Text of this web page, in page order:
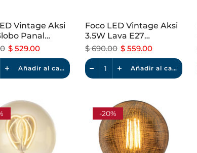
Vintage Aksi
Panal
Luz Cálida
$ 529.00
Añadir al carrito
Foco LED Vintage Aksi
3.5W Lava E27
Dimeable Luz Cálida
$ 690.00 $ 559.00
Añadir al carrito
-20%